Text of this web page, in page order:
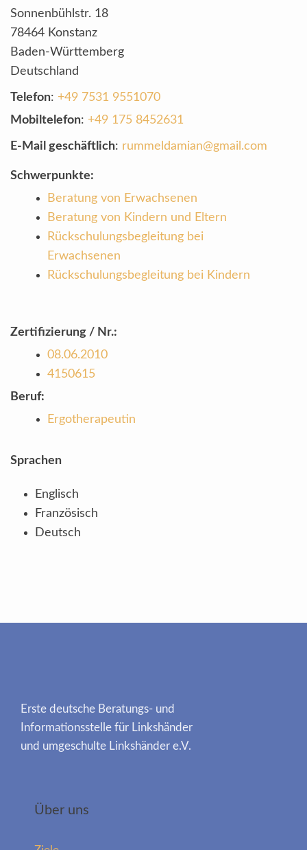
Sonnenbühlstr. 18
78464 Konstanz
Baden-Württemberg
Deutschland
Telefon: +49 7531 9551070
Mobiltelefon: +49 175 8452631
E-Mail geschäftlich: rummeldamian@gmail.com
Schwerpunkte:
Beratung von Erwachsenen
Beratung von Kindern und Eltern
Rückschulungsbegleitung bei
Erwachsenen
Rückschulungsbegleitung bei Kindern
Zertifizierung / Nr.:
08.06.2010
4150615
Beruf:
Ergotherapeutin
Sprachen
Englisch
Französisch
Deutsch
Erste deutsche Beratungs- und
Informationsstelle für Linkshänder
und umgeschulte Linkshänder e.V.
Über uns